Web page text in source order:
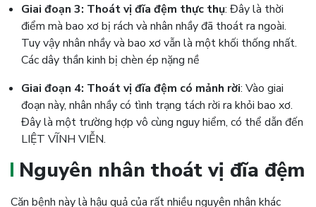
Giai đoạn 3: Thoát vị đĩa đệm thực thụ: Đây là thời
điểm mà bao xơ bị rách và nhân nhầy đã thoát ra ngoài.
Tuy vậy nhân nhầy và bao xơ vẫn là một khối thống nhất.
Các dây thần kinh bị chèn ép nặng nề
Giai đoạn 4: Thoát vị đĩa đệm có mảnh rời: Vào giai
đoạn này, nhân nhầy có tình trạng tách rời ra khỏi bao xơ.
Đây là một trường hợp vô cùng nguy hiểm, có thể dẫn đến
LIỆT VĨNH VIỄN.
Nguyên nhân thoát vị đĩa đệm
Căn bệnh này là hậu quả của rất nhiều nguyên nhân khác